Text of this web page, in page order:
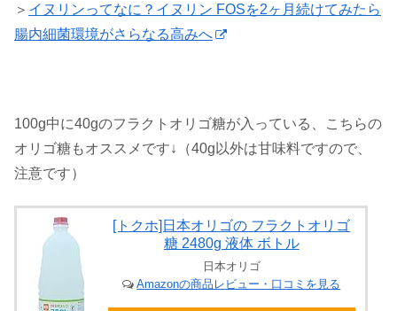
＞ イヌリンってなに？イヌリン FOSを2ヶ月続けてみたら
腸内細菌環境がさらなる高みへ
100g中に40gのフラクトオリゴ糖が入っている、こちらの
オリゴ糖もオススメです↓（40g以外は甘味料ですので、
注意です）
[トクホ]日本オリゴの フラクトオリゴ
糖 2480g 液体 ボトル
日本オリゴ
Amazonの商品レビュー・口コミを見る